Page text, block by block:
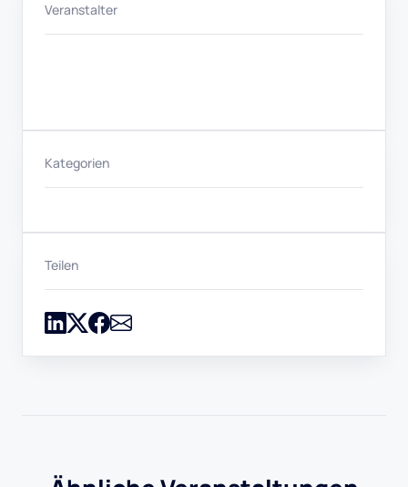
Veranstalter
Kategorien
Teilen